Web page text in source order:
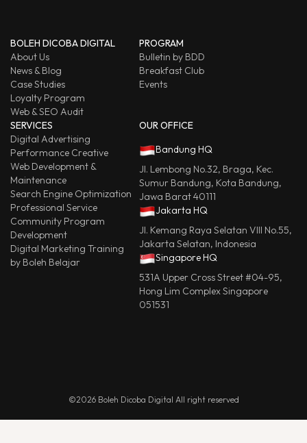
BOLEH DICOBA DIGITAL
About Us
News & Blog
Case Studies
Loyalty Program
Web & SEO Audit
PROGRAM
Bulletin by BDD
Breakfast Club
Events
SERVICES
Digital Advertising
Performance Creative
Web Development &
Maintenance
Search Engine Optimization
Professional Service
Community Program
Development
Digital Marketing Training
by Boleh Belajar
OUR OFFICE
Bandung HQ
Jl. Lembong No.32, Braga, Kec.
Sumur Bandung, Kota Bandung,
Jawa Barat 40111
Jakarta HQ
Jl. Kemang Raya Selatan VIII No.55,
Jakarta Selatan, Indonesia
Singapore HQ
531A Upper Cross Street #04-95,
Hong Lim Complex Singapore
051531
©2026 Boleh Dicoba Digital All right reserved